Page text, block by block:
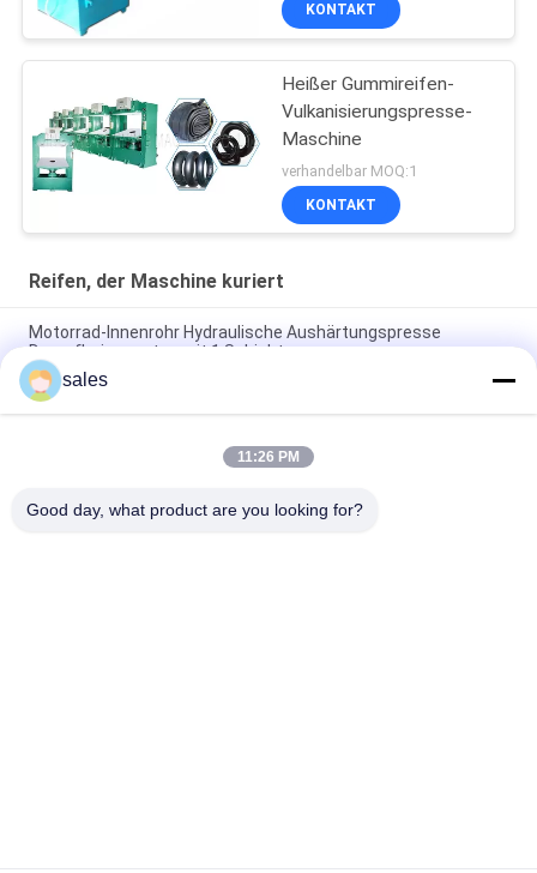
KONTAKT
Heißer Gummireifen-
Vulkanisierungspresse-
Maschine
verhandelbar MOQ:1
KONTAKT
Reifen, der Maschine kuriert
Motorrad-Innenrohr Hydraulische Aushärtungspresse
Dampfheizungstyp mit 1 Schicht
Motorrad-inneres Rohr-hydraulische kurierende Presse-
Dampf-Heizungs-Art mit 1 Schicht
Fahrradschlauch-hydraulisches Vulkanisierungsmaschine PLC
sales
11:26 PM
Good day, what product are you looking for?